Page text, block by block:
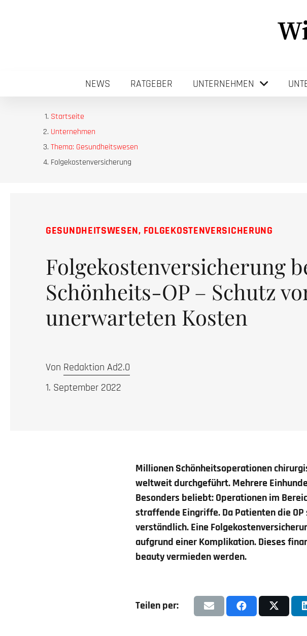
NEWS RATGEBER UNTERNEHMEN
Startseite
Unternehmen
Thema: Gesundheitswesen
Folgekostenversicherung
GESUNDHEITSWESEN, FOLGEKOSTENVERSICHERUNG
Folgekostenversicherung
Schönheits-OP – Schutz
unerwarteten Kosten
Von Redaktion Ad2.0
1. September 2022
Millionen Schönheitsoperationen
weltweit durchgeführt. Mehrere
Besonders beliebt: Operationen im
straffende Eingriffe. Da Patienten die
verständlich. Eine
aufgrund einer Komplikation. Dieses
beauty vermieden werden.
Teilen per: